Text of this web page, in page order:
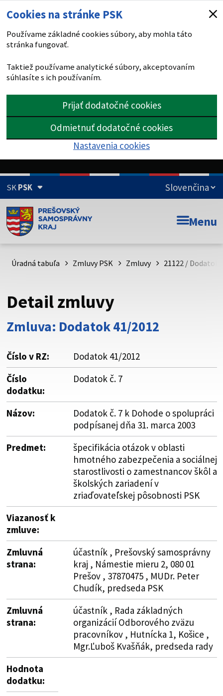
Cookies na stránke PSK
Používame základné cookies súbory, aby mohla táto
stránka fungovať.
Taktiež používame analytické súbory, akceptovaním
súhlasíte s ich používaním.
Prijať dodatočné cookies
Odmietnuť dodatočné cookies
Nastavenia cookies
SKPSK
Doména psk.sk je oficiálna
Toto je oficiálna webová stránka Prešovského
psk.sk.
Buďte pozorní a vždy sa uistite, že zdieľate informácie iba
cez zabezpečenú webovú stránku. Zabezpečená stránka
vždy začína https:// pred názvom domény webového sídla.
Menu
Úradná tabuľa Zmluvy PSK Zmluvy 21122 / Dodatok
Detail zmluvy
Zmluva: Dodatok 41/2012
Číslo v RZ:
Dodatok 41/2012
Číslo
dodatku:
Dodatok č. 7
Názov:
Dodatok č. 7 k Dohode o spolupráci
podpísanej dňa 31. marca 2003
Predmet:
špecifikácia otázok v oblasti
hmotného zabezpečenia a sociálnej
starostlivosti o zamestnancov škôl a
školských zariadení v
zriaďovateľskej pôsobnosti PSK
Viazanosť k
zmluve:
Zmluvná
strana:
účastník , Prešovský samosprávny
kraj , Námestie mieru 2, 080 01
Prešov , 37870475 , MUDr. Peter
Chudík, predseda PSK
Zmluvná
strana:
účastník , Rada základných
organizácií Odborového zväzu
pracovníkov , Hutnícka 1, Košice ,
Mgr.Ľuboš Kvašňák, predseda rady
Hodnota
dodatku: